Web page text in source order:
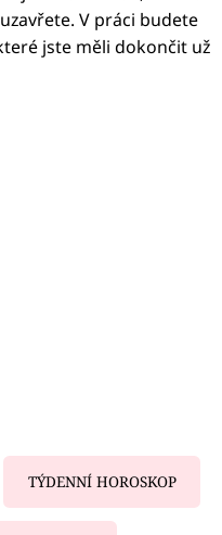
V práci budete
jste měli dokončit už
TÝDENNÍ HOROSKOP